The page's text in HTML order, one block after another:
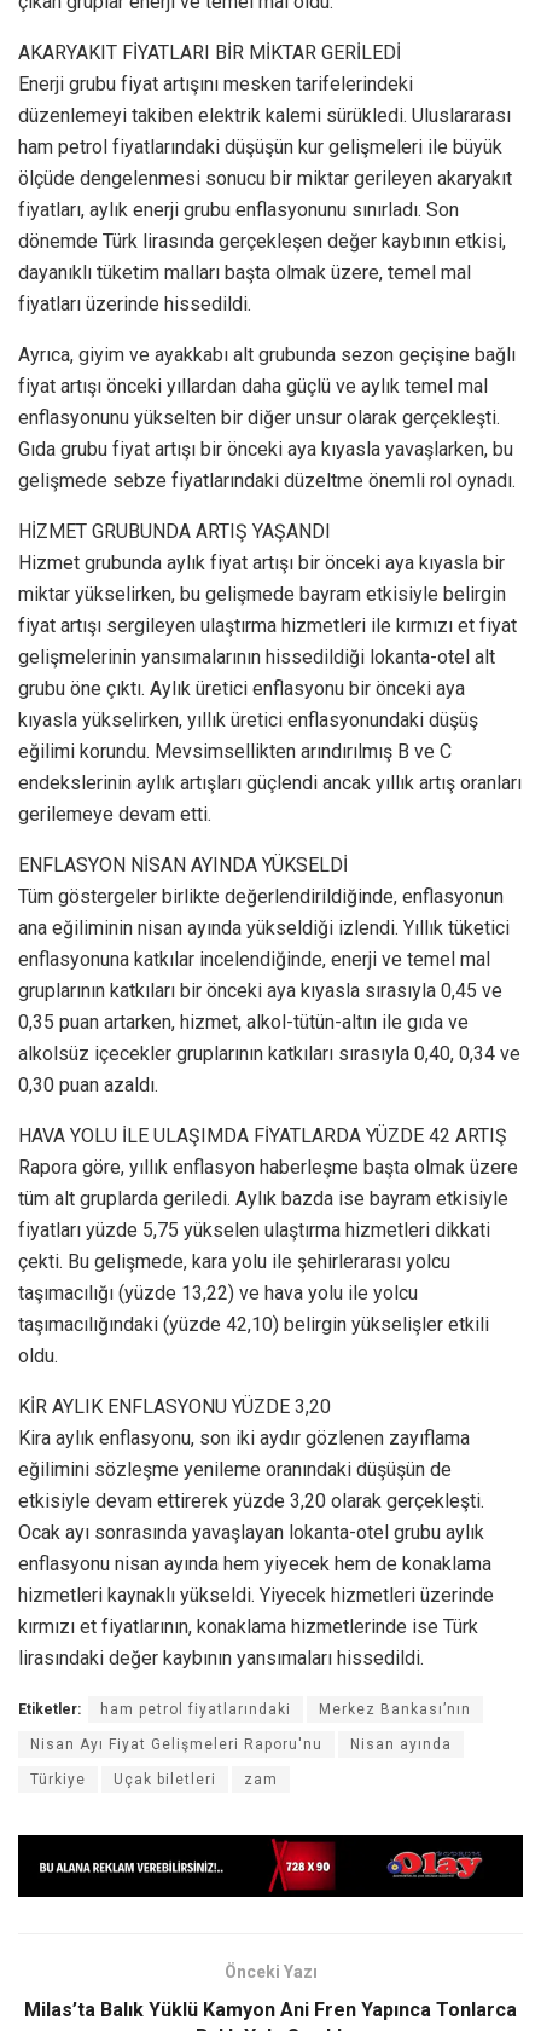
AKARYAKIT FİYATLARI BİR MİKTAR GERİLEDİ
Enerji grubu fiyat artışını mesken tarifelerindeki
düzenlemeyi takiben elektrik kalemi sürükledi. Uluslararası
ham petrol fiyatlarındaki düşüşün kur gelişmeleri ile büyük
ölçüde dengelenmesi sonucu bir miktar gerileyen akaryakıt
fiyatları, aylık enerji grubu enflasyonunu sınırladı. Son
dönemde Türk lirasında gerçekleşen değer kaybının etkisi,
dayanıklı tüketim malları başta olmak üzere, temel mal
fiyatları üzerinde hissedildi.
Ayrıca, giyim ve ayakkabı alt grubunda sezon geçişine bağlı
fiyat artışı önceki yıllardan daha güçlü ve aylık temel mal
enflasyonunu yükselten bir diğer unsur olarak gerçekleşti.
Gıda grubu fiyat artışı bir önceki aya kıyasla yavaşlarken, bu
gelişmede sebze fiyatlarındaki düzeltme önemli rol oynadı.
HİZMET GRUBUNDA ARTIŞ YAŞANDI
Hizmet grubunda aylık fiyat artışı bir önceki aya kıyasla bir
miktar yükselirken, bu gelişmede bayram etkisiyle belirgin
fiyat artışı sergileyen ulaştırma hizmetleri ile kırmızı et fiyat
gelişmelerinin yansımalarının hissedildiği lokanta-otel alt
grubu öne çıktı. Aylık üretici enflasyonu bir önceki aya
kıyasla yükselirken, yıllık üretici enflasyonundaki düşüş
eğilimi korundu. Mevsimsellikten arındırılmış B ve C
endekslerinin aylık artışları güçlendi ancak yıllık artış oranları
gerilemeye devam etti.
ENFLASYON NİSAN AYINDA YÜKSELDİ
Tüm göstergeler birlikte değerlendirildiğinde, enflasyonun
ana eğiliminin nisan ayında yükseldiği izlendi. Yıllık tüketici
enflasyonuna katkılar incelendiğinde, enerji ve temel mal
gruplarının katkıları bir önceki aya kıyasla sırasıyla 0,45 ve
0,35 puan artarken, hizmet, alkol-tütün-altın ile gıda ve
alkolsüz içecekler gruplarının katkıları sırasıyla 0,40, 0,34 ve
0,30 puan azaldı.
HAVA YOLU İLE ULAŞIMDA FİYATLARDA YÜZDE 42 ARTIŞ
Rapora göre, yıllık enflasyon haberleşme başta olmak üzere
tüm alt gruplarda geriledi. Aylık bazda ise bayram etkisiyle
fiyatları yüzde 5,75 yükselen ulaştırma hizmetleri dikkati
çekti. Bu gelişmede, kara yolu ile şehirlerarası yolcu
taşımacılığı (yüzde 13,22) ve hava yolu ile yolcu
taşımacılığındaki (yüzde 42,10) belirgin yükselişler etkili
oldu.
KİR AYLIK ENFLASYONU YÜZDE 3,20
Kira aylık enflasyonu, son iki aydır gözlenen zayıflama
eğilimini sözleşme yenileme oranındaki düşüşün de
etkisiyle devam ettirerek yüzde 3,20 olarak gerçekleşti.
Ocak ayı sonrasında yavaşlayan lokanta-otel grubu aylık
enflasyonu nisan ayında hem yiyecek hem de konaklama
hizmetleri kaynaklı yükseldi. Yiyecek hizmetleri üzerinde
kırmızı et fiyatlarının, konaklama hizmetlerinde ise Türk
lirasındaki değer kaybının yansımaları hissedildi.
Etiketler: ham petrol fiyatlarındaki Merkez Bankası’nın
Nisan Ayı Fiyat Gelişmeleri Raporu'nu Nisan ayında
Türkiye Uçak biletleri zam
Önceki Yazı
Milas’ta Balık Yüklü Kamyon Ani Fren Yapınca Tonlarca